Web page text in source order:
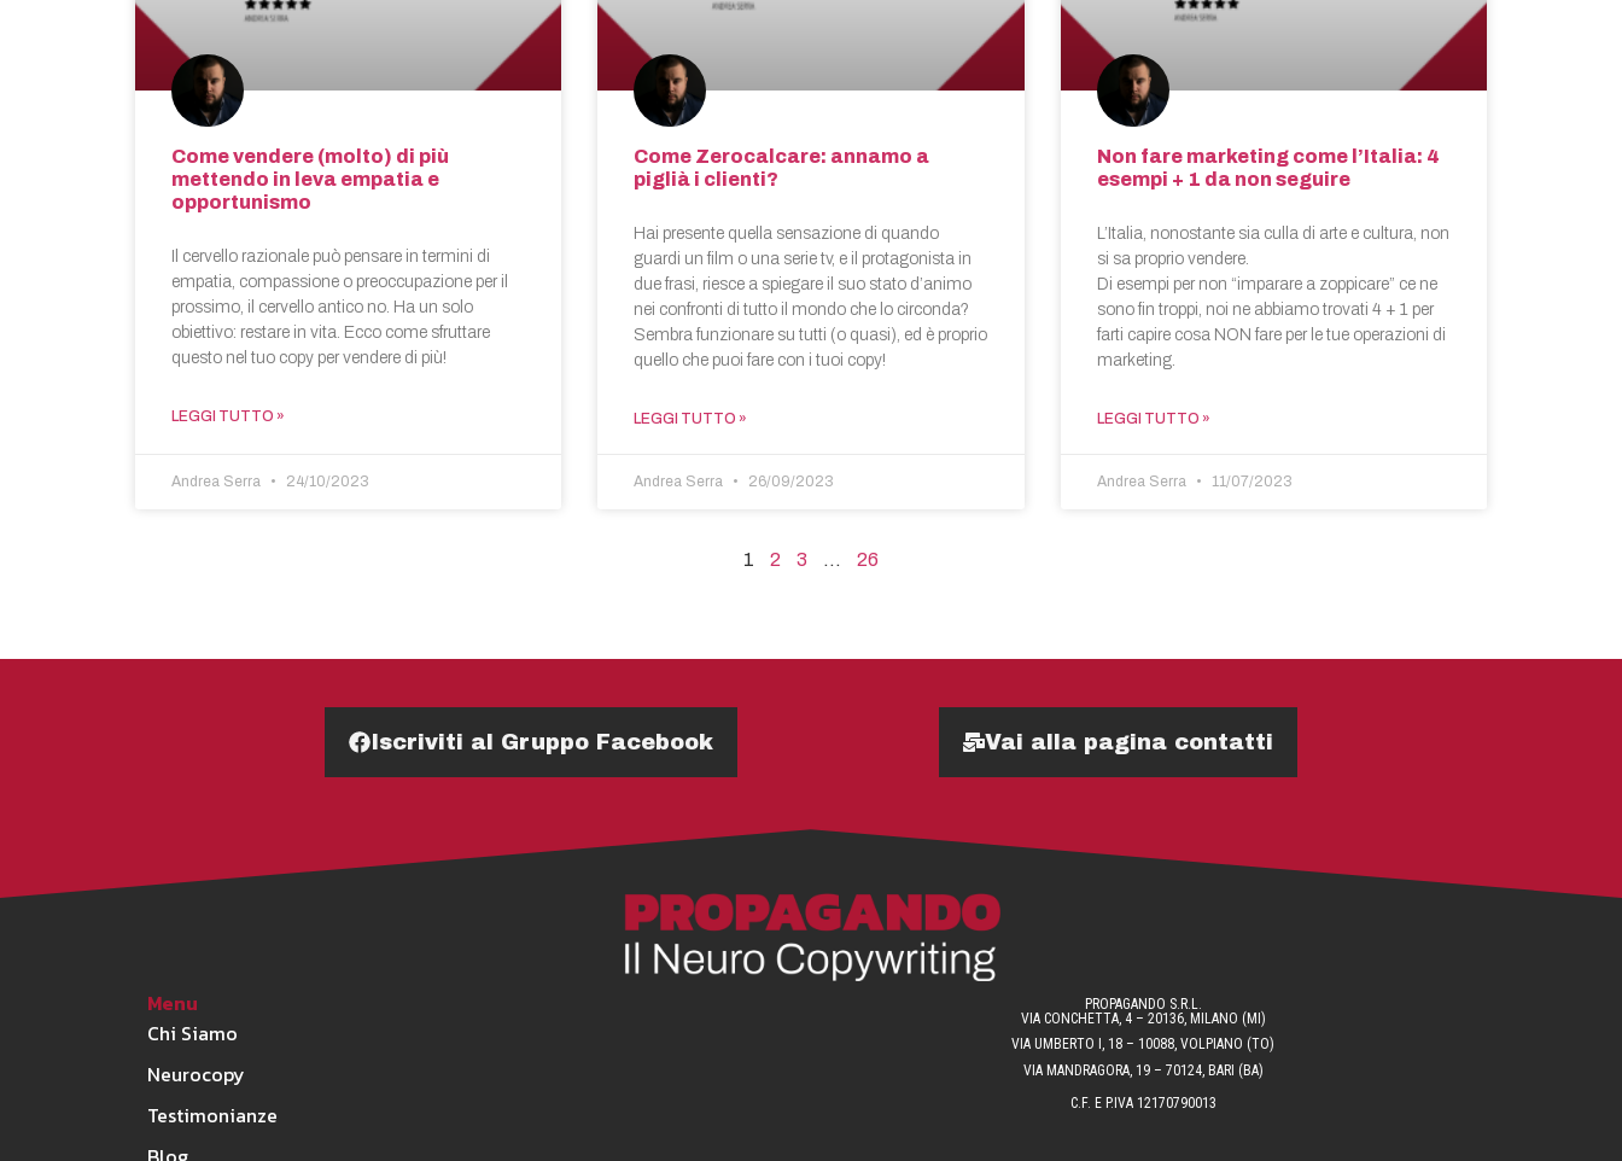
Come vendere (molto) di più
mettendo in leva empatia e
opportunismo
Il cervello razionale può pensare in termini di
empatia, compassione o preoccupazione per il
prossimo, il cervello antico no. Ha un solo
obiettivo: restare in vita. Ecco come sfruttare
questo nel tuo copy per vendere di più!
LEGGI TUTTO »
Andrea Serra 24/10/2023
Come Zerocalcare: annamo a
piglià i clienti?
Hai presente quella sensazione di quando
guardi un film o una serie tv, e il protagonista in
due frasi, riesce a spiegare il suo stato d’animo
nei confronti di tutto il mondo che lo circonda?
Sembra funzionare su tutti (o quasi), ed è proprio
quello che puoi fare con i tuoi copy!
LEGGI TUTTO »
Andrea Serra 26/09/2023
Non fare marketing come l’Italia: 4
esempi + 1 da non seguire
L’Italia, nonostante sia culla di arte e cultura, non
si sa proprio vendere.
Di esempi per non “imparare a zoppicare” ce ne
sono fin troppi, noi ne abbiamo trovati 4 + 1 per
farti capire cosa NON fare per le tue operazioni di
marketing.
LEGGI TUTTO »
Andrea Serra 11/07/2023
1 2 3 … 26
Iscriviti al Gruppo Facebook Vai alla pagina contatti
Menu
Chi Siamo
Neurocopy
Testimonianze
PROPAGANDO S.R.L.
VIA CONCHETTA, 4 – 20136, MILANO (MI)
VIA UMBERTO I, 18 – 10088, VOLPIANO (TO)
VIA MANDRAGORA, 19 – 70124, BARI (BA)
C.F. E P.IVA 12170790013